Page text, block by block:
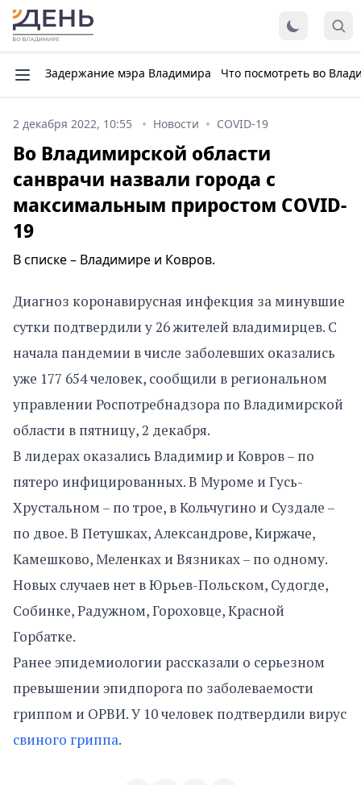
Задержание мэра Владимира Что посмотреть во
2 декабря 2022, 10:55 Новости COVID-19
Во Владимирской области
санврачи назвали города с
максимальным приростом COVID-
19
В списке – Владимире и Ковров.
Диагноз коронавирусная инфекция за минувшие
сутки подтвердили у 26 жителей владимирцев. С
начала пандемии в числе заболевших оказались
уже 177 654 человек, сообщили в региональном
управлении Роспотребнадзора по Владимирской
области в пятницу, 2 декабря.
В лидерах оказались Владимир и Ковров – по
пятеро инфицированных. В Муроме и Гусь-
Хрустальном – по трое, в Кольчугино и Суздале –
по двое. В Петушках, Александрове, Киржаче,
Камешково, Меленках и Вязниках – по одному.
Новых случаев нет в Юрьев-Польском, Судогде,
Собинке, Радужном, Гороховце, Красной
Горбатке.
Ранее эпидемиологии рассказали о серьезном
превышении эпидпорога по заболеваемости
гриппом и ОРВИ. У 10 человек подтвердили вирус
свиного гриппа.